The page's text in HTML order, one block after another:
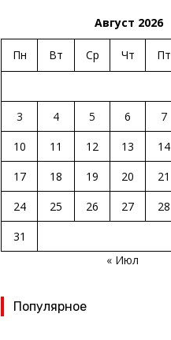
Август 2026
Пн Вт Ср Чт Пт
3
4 5 6 7
10
11 12 13 14
17
18 19 20 21
24
25 26 27 28
31
« Июл
Популярное